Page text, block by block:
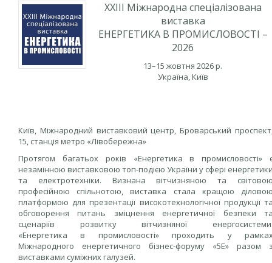
XXIIІ Міжнародна спеціалізована
виставка
ЕНЕРГЕТИКА В ПРОМИСЛОВОСТІ –
2026
13–15 жовтня 2026 р.
Україна, Київ
Київ, Міжнародний виставковий центр, Броварський
15, станція метро «Лівобережна»
Протягом багатьох років «Енергетика в промисловості»
незамінною виставковою топ-подією України у сфері
та електротехніки. Визнана вітчизняною та
професійною спільнотою, виставка стала кращою
платформою для презентації високотехнологічної продукції
обговорення питань зміцнення енергетичної безпеки
сценаріїв розвитку вітчизняної
«Енергетика в промисловості» проходить у
Міжнародного енергетичного бізнес‑форуму «5Е» разом
виставками суміжних галузей.